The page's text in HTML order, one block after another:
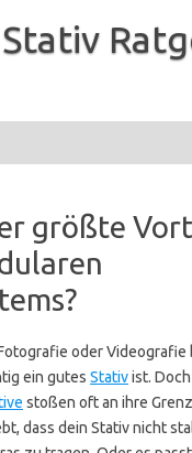
Stativ
größte
oder Videografie
ein gutes Stativist. Doch
stoßen oft an ihre
dass dein Stativ nicht